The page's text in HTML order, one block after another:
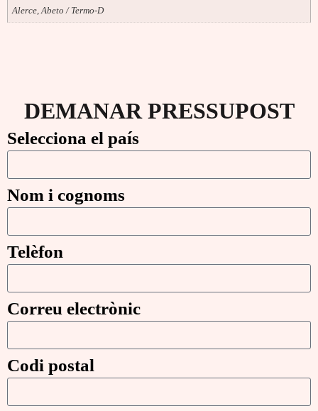
Alerce, Abeto / Termo-D
DEMANAR PRESSUPOST
Selecciona el país
Nom i cognoms
Telèfon
Correu electrònic
Codi postal